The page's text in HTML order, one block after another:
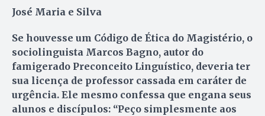
José Maria e Silva
Se houvesse um Código de Ética do Magistério, o
sociolinguista Marcos Bagno, autor do
famigerado Preconceito Linguístico, deveria ter
sua licença de professor cassada em caráter de
urgência. Ele mesmo confessa que engana seus
alunos e discípulos: “Peço simplesmente aos